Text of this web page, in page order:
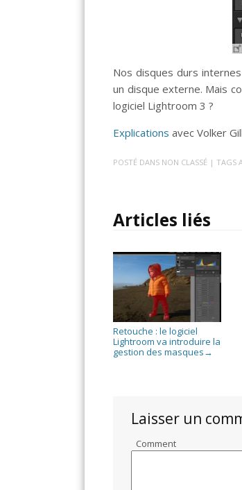
Nos disques durs
un disque externe. Mais
logiciel Lightroom 3 ?
Explications avec Volker
POSTÉ DANS NON CLASSÉ | TAGS
Articles liés
Retouche : le logiciel
Lightroom va introduire la
gestion des masques →
Laisser un
Comment